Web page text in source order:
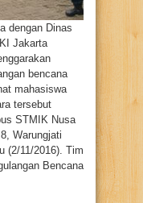
dengan Dinas
Jakarta
bencana
mahasiswa
tersebut
STMIK Nusa
Warungjati
(2/11/2016). Tim
Bencana